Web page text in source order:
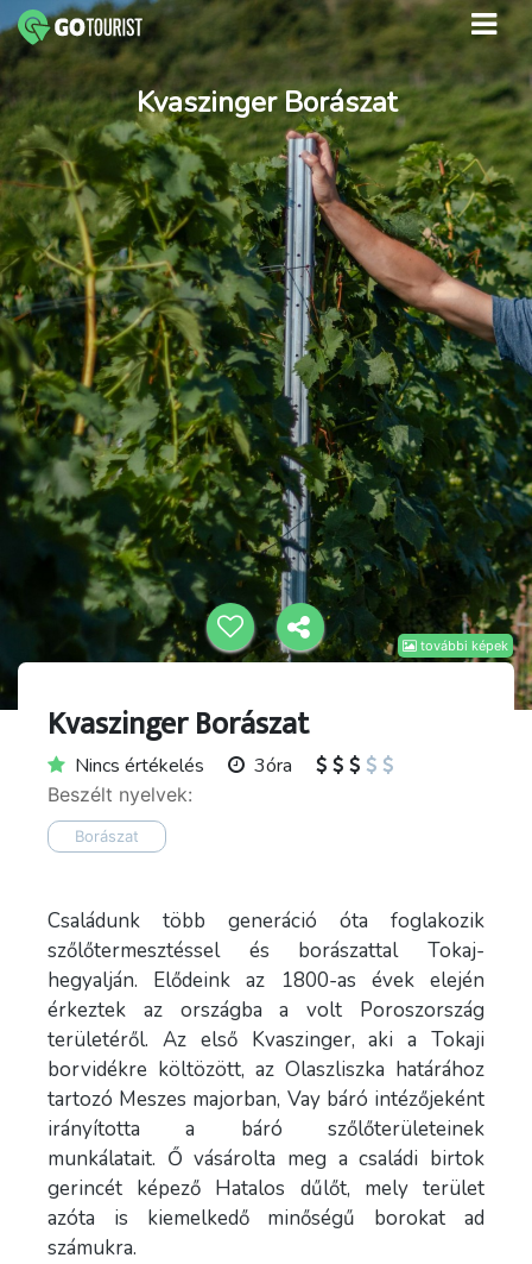
további képek
Kvaszinger Borászat
Kvaszinger Borászat
Nincs értékelés 3óra
Beszélt nyelvek:
Borászat
Családunk több generáció óta foglakozik
szőlőtermesztéssel és borászattal Tokaj-
hegyalján. Elődeink az 1800-as évek elején
érkeztek az országba a volt Poroszország
területéről. Az első Kvaszinger, aki a Tokaji
borvidékre költözött, az Olaszliszka határához
tartozó Meszes majorban, Vay báró intézőjeként
irányította a báró szőlőterületeinek
munkálatait. Ő vásárolta meg a családi birtok
gerincét képező Hatalos dűlőt, mely terület
azóta is kiemelkedő minőségű borokat ad
számukra.